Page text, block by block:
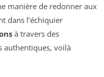
manière de redonner aux
dans l’échiquier
à travers des
authentiques, voilà